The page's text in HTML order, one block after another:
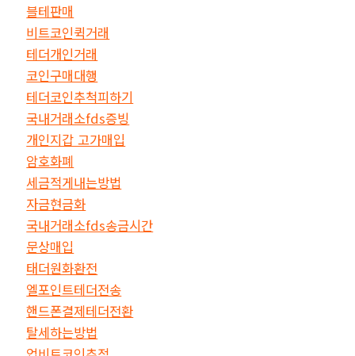
블테판매
비트코인퀵거래
테더개인거래
코인구매대행
테더코인추척피하기
국내거래소fds증빙
개인지갑 고가매입
암호화폐
세금적게내는방법
자금현금화
국내거래소fds송금시간
문상매입
태더원화환전
엘포인트테더전송
핸드폰결제테더전환
탈세하는방법